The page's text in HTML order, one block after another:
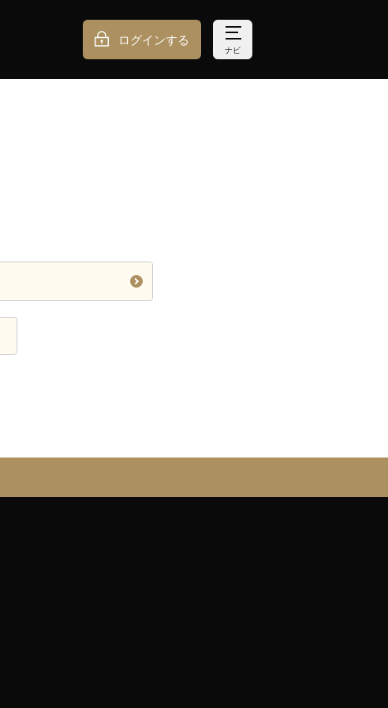
ログインする
ナビ